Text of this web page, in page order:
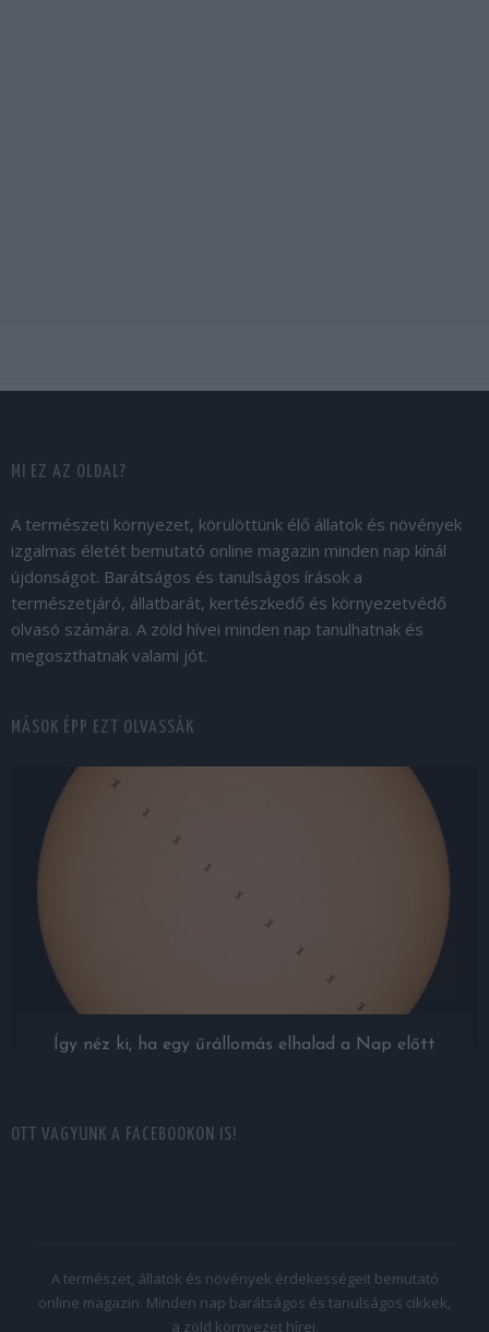
MI EZ AZ OLDAL?
A természeti környezet, körülöttünk élő állatok és növények
izgalmas életét bemutató online magazin minden nap kínál
újdonságot. Barátságos és tanulságos írások a
természetjáró, állatbarát, kertészkedő és környezetvédő
olvasó számára. A zöld hívei minden nap tanulhatnak és
megoszthatnak valami jót.
MÁSOK ÉPP EZT OLVASSÁK
Így néz ki, ha egy űrállomás elhalad a Nap előtt
OTT VAGYUNK A FACEBOOKON IS!
A természet, állatok és növények érdekességeit bemutató
online magazin. Minden nap barátságos és tanulságos cikkek,
a zöld környezet hírei.